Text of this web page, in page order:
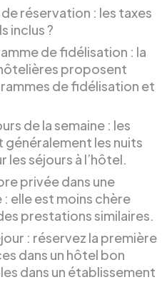
réservation : les taxes
inclus ?
de fidélisation : la
proposent
de fidélisation et
de la semaine : les
généralement les nuits
les séjours à l’hôtel.
privée dans une
elle est moins chère
prestations similaires.
: réservez la première
dans un hôtel bon
dans un établissement